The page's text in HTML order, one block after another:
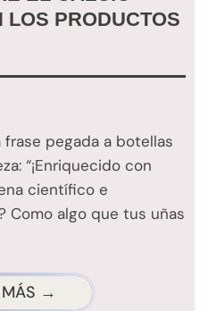
LOS PRODUCTOS
pegada a botellas
“¡Enriquecido con
científico e
Como algo que tus uñas
MÁS →